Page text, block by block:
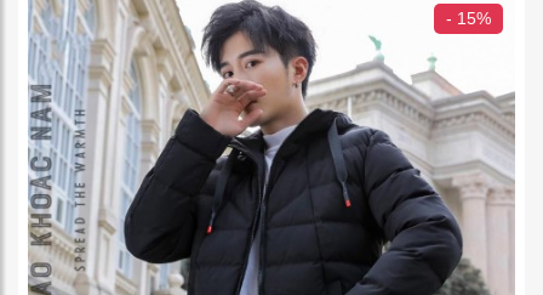
- 15%